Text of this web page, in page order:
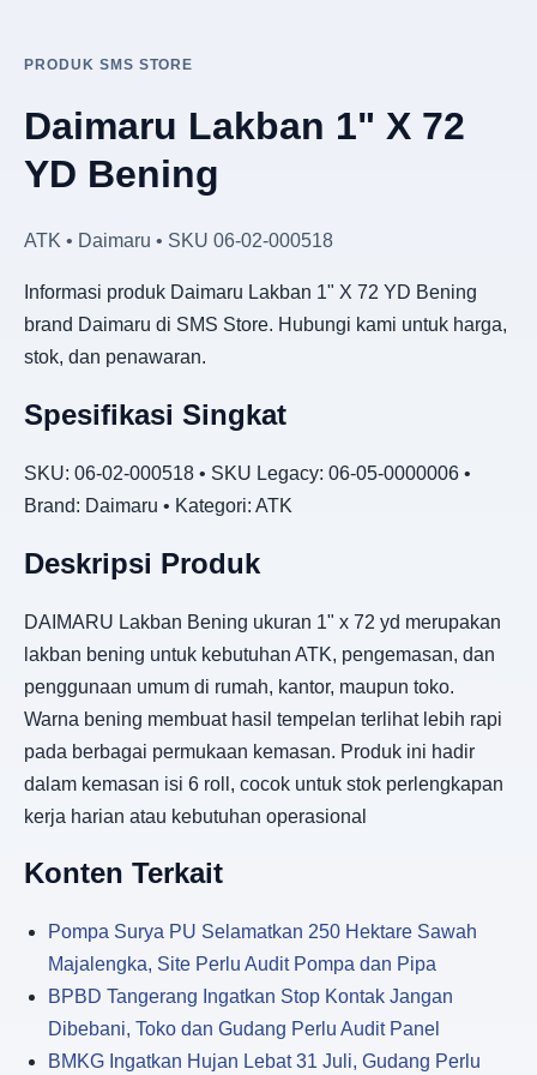
PRODUK SMS STORE
Daimaru Lakban 1" X 72
YD Bening
ATK • Daimaru • SKU 06-02-000518
Informasi produk Daimaru Lakban 1" X 72 YD Bening
brand Daimaru di SMS Store. Hubungi kami untuk harga,
stok, dan penawaran.
Spesifikasi Singkat
SKU: 06-02-000518 • SKU Legacy: 06-05-0000006 •
Brand: Daimaru • Kategori: ATK
Deskripsi Produk
DAIMARU Lakban Bening ukuran 1" x 72 yd merupakan
lakban bening untuk kebutuhan ATK, pengemasan, dan
penggunaan umum di rumah, kantor, maupun toko.
Warna bening membuat hasil tempelan terlihat lebih rapi
pada berbagai permukaan kemasan. Produk ini hadir
dalam kemasan isi 6 roll, cocok untuk stok perlengkapan
kerja harian atau kebutuhan operasional
Konten Terkait
Pompa Surya PU Selamatkan 250 Hektare Sawah
Majalengka, Site Perlu Audit Pompa dan Pipa
BPBD Tangerang Ingatkan Stop Kontak Jangan
Dibebani, Toko dan Gudang Perlu Audit Panel
BMKG Ingatkan Hujan Lebat 31 Juli, Gudang Perlu